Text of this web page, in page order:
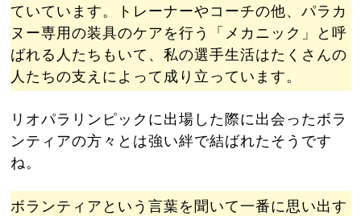
ていています。トレーナーやコーチの他、パラカ
ヌー専用の装具のケアを行う「メカニック」と呼
ばれる人たちもいて、私の選手生活はたくさんの
人たちの支えによって成り立っています。
リオパラリンピックに出場した際に出会ったボラ
ンティアの方々とは強い絆で結ばれたそうです
ね。
ボランティアという言葉を聞いて一番に思い出す